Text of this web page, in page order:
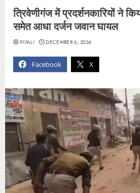
त्रिवेणीगंज में प्रदर्शनकारियों ने
समेत आधा दर्जन जवान घायल
Facebook X
PIYALI DECEMBER 6, 2024